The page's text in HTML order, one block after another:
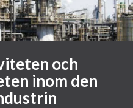
och
inom den